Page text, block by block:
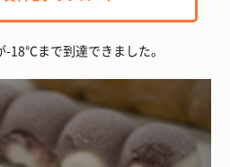
-18℃まで到達できました。